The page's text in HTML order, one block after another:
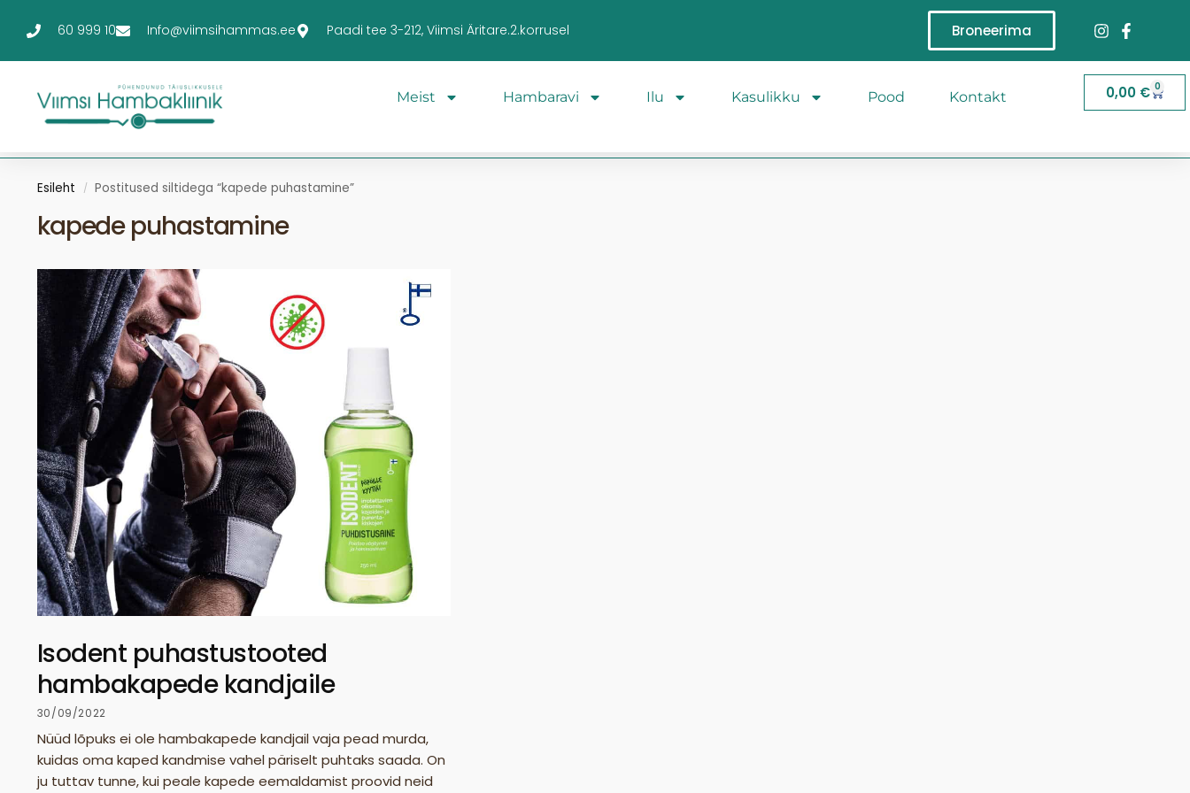
60 999 10 Info@viimsihammas.ee Paadi tee 3-212, Viimsi Äritare.2.korrusel Broneerima
Meist Hambaravi Ilu Kasulikku Pood Kontakt 0,00 € 0
Esileht / Postitused siltidega “kapede puhastamine”
kapede puhastamine
Isodent puhastustooted
hambakapede kandjaile
30/09/2022
Nüüd lõpuks ei ole hambakapede kandjail vaja pead murda,
kuidas oma kaped kandmise vahel päriselt puhtaks saada. On
ju tuttav tunne, kui peale kapede eemaldamist proovid neid